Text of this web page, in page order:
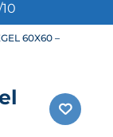
60X60 –